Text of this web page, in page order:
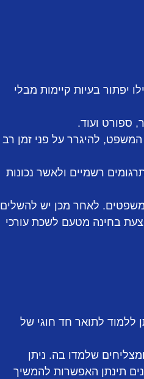
יפתור בעיות קיימות מבלי
ספורט ועוד.
המשפט, להיגרר על פני זמן רב
רשמיים ולאשר נכונות
משפטים. לאחר מכן יש להשלים
בחינה מטעם לשכת עורכי
לתואר חד חוגי של
שלמדו בה. ניתן
תינתן האפשרות להמשיך